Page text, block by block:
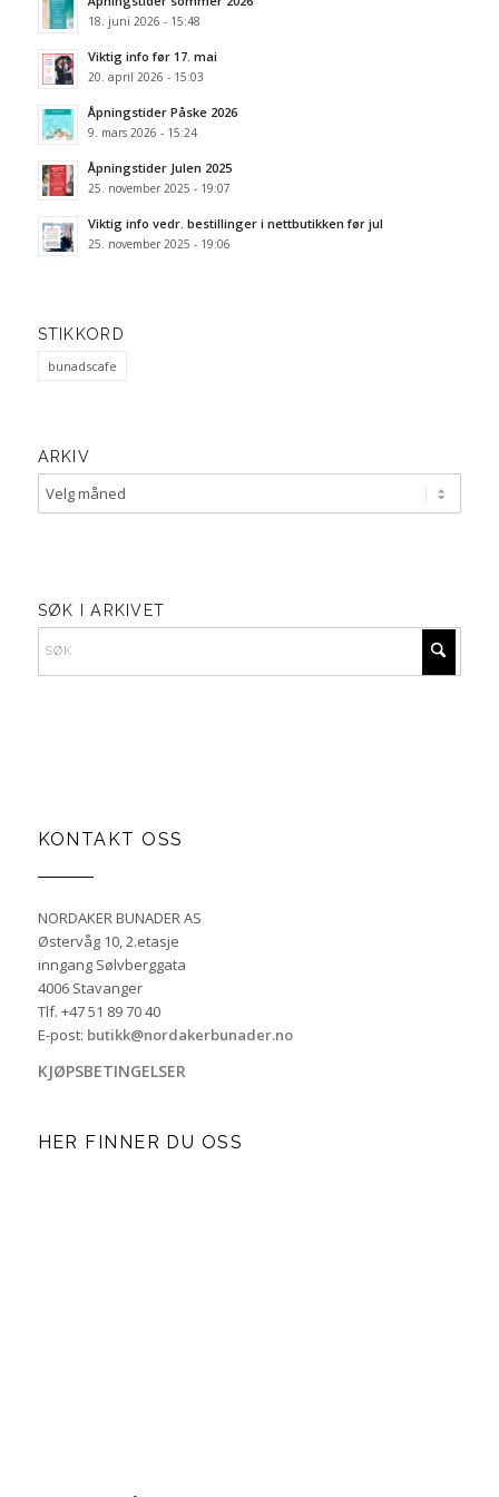
18. juni 2026 - 15:48
Viktig info før 17. mai
20. april 2026 - 15:03
Åpningstider Påske 2026
9. mars 2026 - 15:24
Åpningstider Julen 2025
25. november 2025 - 19:07
Viktig info vedr. bestillinger i nettbutikken før jul
25. november 2025 - 19:06
STIKKORD
bunadscafe
ARKIV
SØK I ARKIVET
KONTAKT OSS
NORDAKER BUNADER AS
Østervåg 10, 2.etasje
inngang Sølvberggata
4006 Stavanger
Tlf. +47 51 89 70 40
E-post: butikk@nordakerbunader.no
KJØPSBETINGELSER
HER FINNER DU OSS